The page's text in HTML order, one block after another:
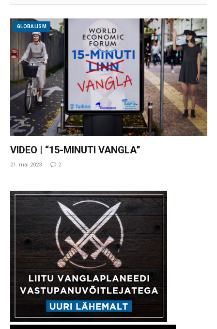
GLOBALISM
VIDEO | “15-MINUTI VANGLA”
21. mai 2023 2